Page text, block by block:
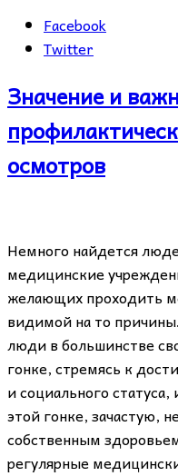
Facebook
Twitter
Значение и
осмотров
Немного найдется
медицинские
желающих проходить
видимой на то
люди в большинстве
гонке, стремясь к
и социального
этой гонке, зачастую,
собственным
регулярные